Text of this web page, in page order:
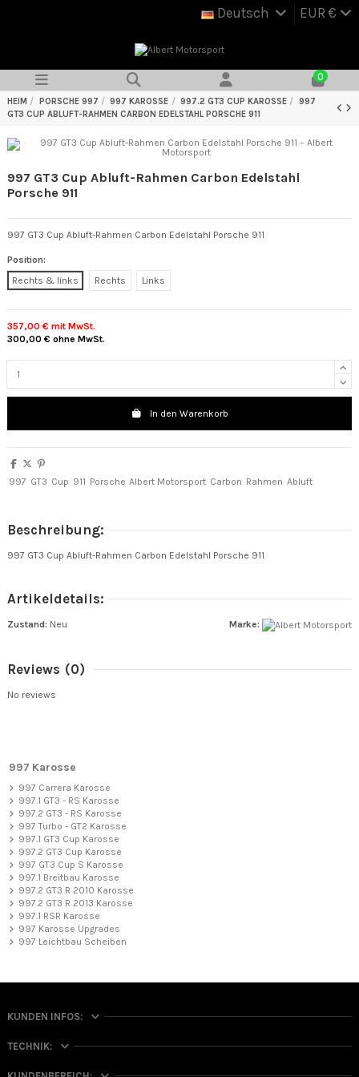
Deutsch EUR €
0
HEIM PORSCHE 997 997 KAROSSE 997.2 GT3 CUP KAROSSE
997
GT3 CUP ABLUFT-RAHMEN CARBON EDELSTAHL PORSCHE 911
997 GT3 Cup Abluft-Rahmen Carbon Edelstahl
Porsche 911
997 GT3 Cup Abluft-Rahmen Carbon Edelstahl Porsche 911
Position:
Rechts & links
Rechts Links
357,00 € mit MwSt.
300,00 € ohne MwSt.
In den Warenkorb
997 GT3 Cup 911 Porsche Albert Motorsport Carbon Rahmen Abluft
Beschreibung:
997 GT3 Cup Abluft-Rahmen Carbon Edelstahl Porsche 911
Artikeldetails:
Marke:
Zustand: Neu
Reviews (0)
No reviews
997 Karosse
997 Carrera Karosse
997.1 GT3 - RS Karosse
997.2 GT3 - RS Karosse
997 Turbo - GT2 Karosse
997.1 GT3 Cup Karosse
997.2 GT3 Cup Karosse
997 GT3 Cup S Karosse
997.1 Breitbau Karosse
997.2 GT3 R 2010 Karosse
997.2 GT3 R 2013 Karosse
997.1 RSR Karosse
997 Karosse Upgrades
997 Leichtbau Scheiben
KUNDEN INFOS:
TECHNIK: